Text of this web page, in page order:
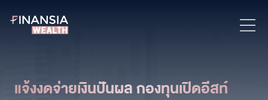
แจ้งงดจ่ายเงินปันผล กองทุนเปิดอีสท์